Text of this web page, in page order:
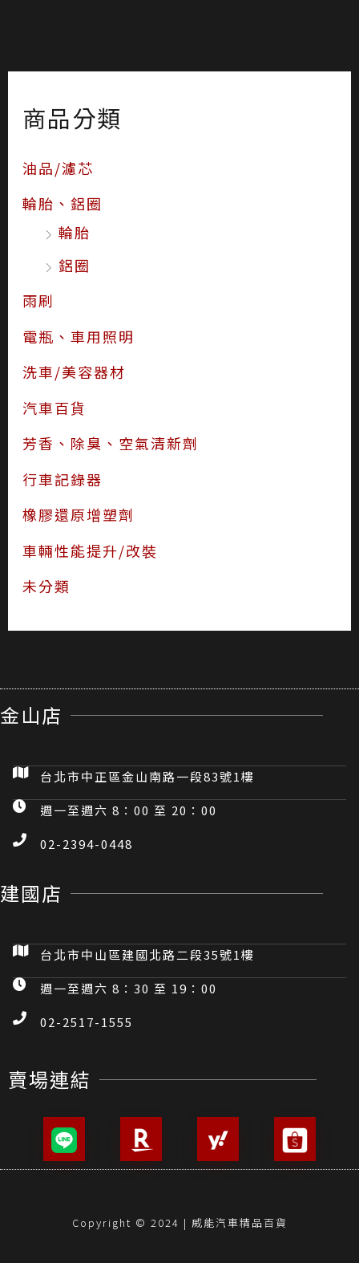
商品分類
油品/濾芯
輪胎、鋁圈
輪胎
鋁圈
雨刷
電瓶、車用照明
洗車/美容器材
汽車百貨
芳香、除臭、空氣清新劑
行車記錄器
橡膠還原增塑劑
車輛性能提升/改裝
未分類
金山店
台北市中正區金山南路一段83號1樓
週一至週六 8：00 至 20：00
02-2394-0448
建國店
台北市中山區建國北路二段35號1樓
週一至週六 8：30 至 19：00
02-2517-1555
賣場連結
Copyright © 2024 | 威能汽車精品百貨